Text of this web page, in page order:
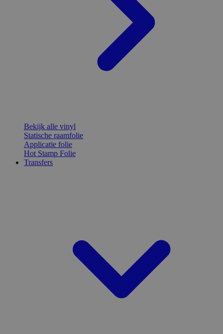
Bekijk alle vinyl
Statische raamfolie
Applicatie folie
Hot Stamp Folie
Transfers